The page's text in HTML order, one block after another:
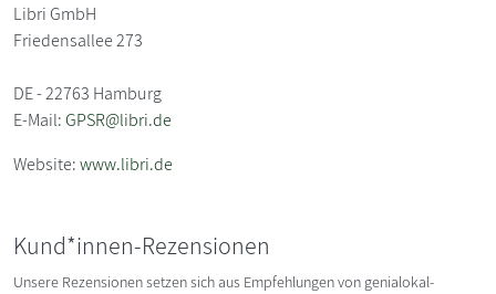
Libri GmbH
Friedensallee 273
DE - 22763 Hamburg
E-Mail:GPSR@libri.de
Website:www.libri.de
Kund*innen-Rezensionen
Unsere Rezensionen setzen sich aus Empfehlungen von genialokal-